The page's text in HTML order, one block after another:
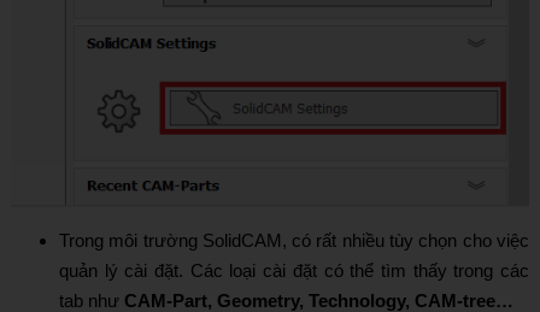
Trong môi trường SolidCAM, có rất nhiều tùy chọn cho việc
quản lý cài đặt. Các loại cài đặt có thể tìm thấy trong các
tab như CAM-Part, Geometry, Technology, CAM-tree…